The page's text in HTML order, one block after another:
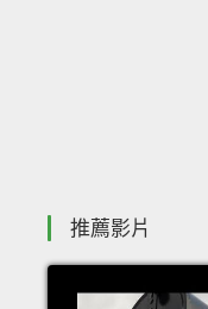
推薦影片